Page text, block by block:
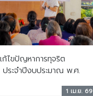
ก้ไขปัญหาการทุจริต
ระจำปีงบประมาณ พ.ศ.
1 เม.ย. 69